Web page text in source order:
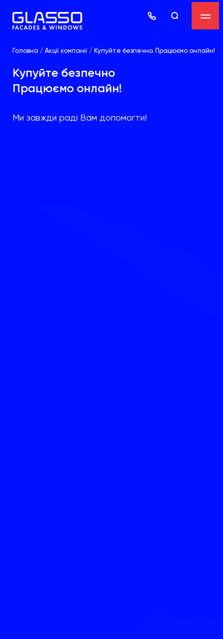
Головна / Акції компанії / Купуйте безпечно. Працюємо онлайн!
Купуйте безпечно
Працюємо онлайн!
Ми завжди раді Вам допомогти!